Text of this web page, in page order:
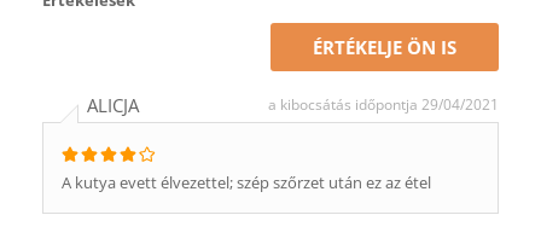
ÉRTÉKELJE ÖN IS
ALICJA a kibocsátás időpontja 29/04/2021
A kutya evett élvezettel; szép szőrzet után ez az étel